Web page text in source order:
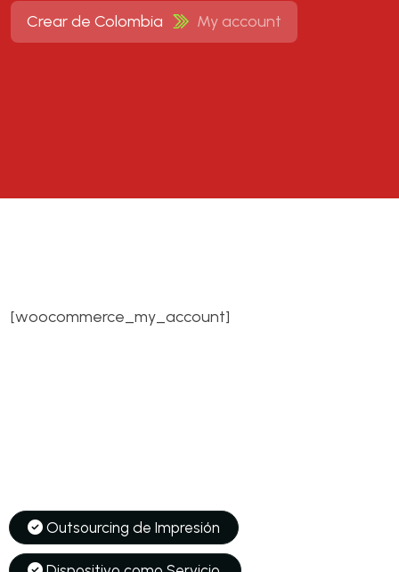
Crear de Colombia My account
[woocommerce_my_account]
Outsourcing de Impresión